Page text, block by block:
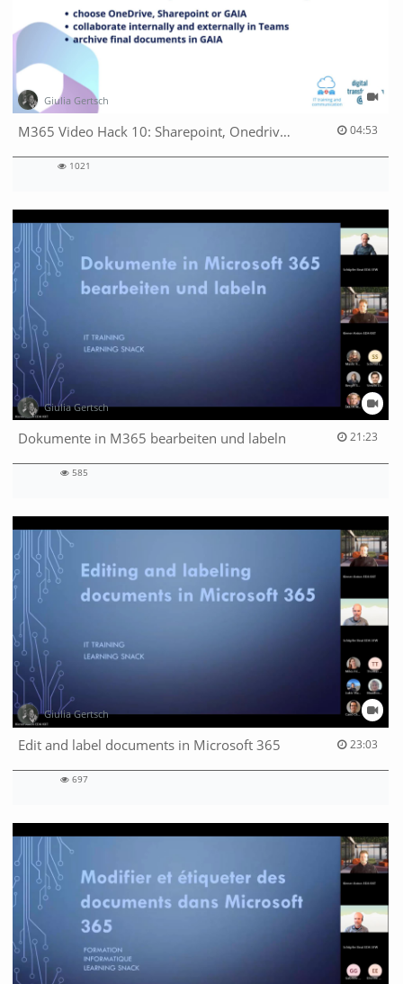
Giulia Gertsch
M365 Video Hack 10: Sharepoint, Onedrive or GAIA – where does my document belong? 04:53
04:53 duration
1021
Giulia Gertsch
Dokumente in M365 bearbeiten und labeln 21:23
21:23 duration
585
Giulia Gertsch
Edit and label documents in Microsoft 365 23:03
23:03 duration
697